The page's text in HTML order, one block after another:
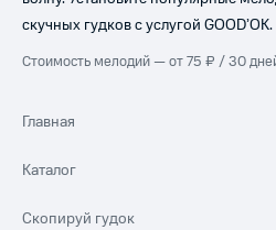
скучных гудков с услугой GOOD’OK.
Стоимость мелодий — от 75 ₽ / 30
Главная
Каталог
Скопируй гудок